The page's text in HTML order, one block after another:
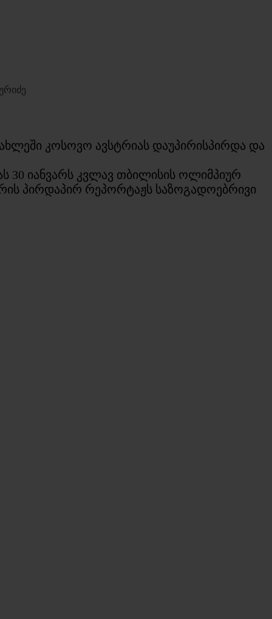
კოსოვო ავსტრიას დაუპირისპირდა და
30 იანვარს კვლავ თბილისის ოლიმპიურ
პირდაპირ რეპორტაჟს საზოგადოებრივი